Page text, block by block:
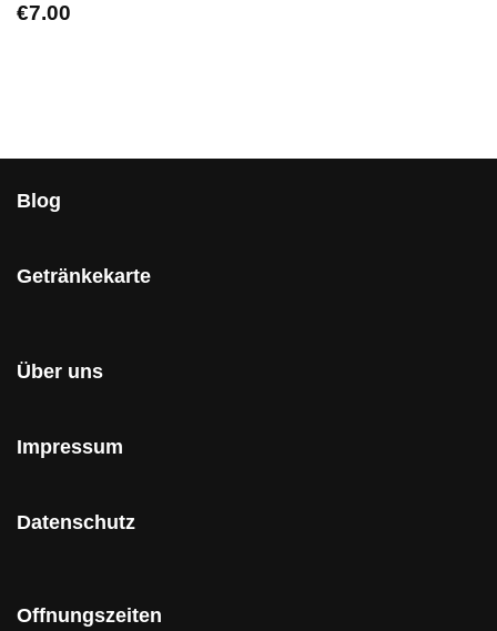
€7.00
Blog
Getränkekarte
Über uns
Impressum
Datenschutz
Offnungszeiten